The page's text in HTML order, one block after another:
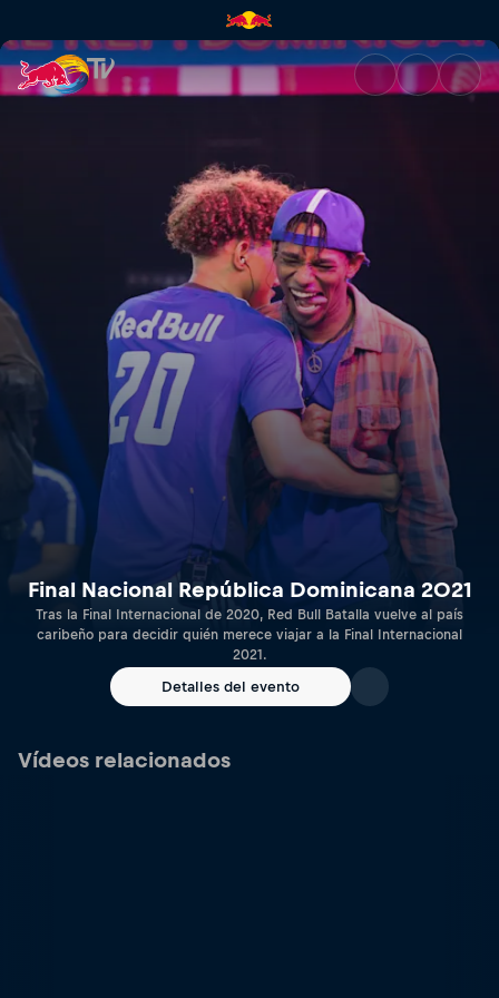
Final Nacional República
Final Nacional República Dominicana 2021
Tras la Final Internacional de 2020, Red Bull Batalla vuelve al país
caribeño para decidir quién merece viajar a la Final Internacional
2021.
Detalles del evento
Vídeos relacionados